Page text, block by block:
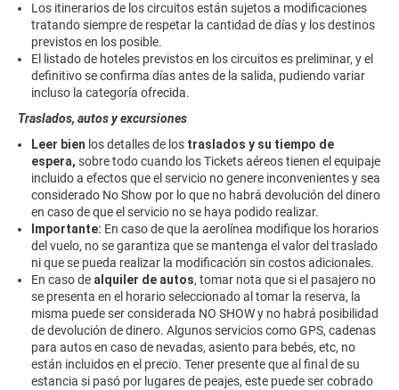
Los itinerarios de los circuitos están sujetos a modificaciones
tratando siempre de respetar la cantidad de días y los destinos
previstos en los posible.
El listado de hoteles previstos en los circuitos es preliminar, y el
definitivo se confirma días antes de la salida, pudiendo variar
incluso la categoría ofrecida.
Traslados, autos y excursiones
Leer bien los detalles de los traslados y su tiempo de
espera, sobre todo cuando los Tickets aéreos tienen el equipaje
incluido a efectos que el servicio no genere inconvenientes y sea
considerado No Show por lo que no habrá devolución del dinero
en caso de que el servicio no se haya podido realizar.
Importante: En caso de que la aerolínea modifique los horarios
del vuelo, no se garantiza que se mantenga el valor del traslado
ni que se pueda realizar la modificación sin costos adicionales.
En caso de alquiler de autos, tomar nota que si el pasajero no
se presenta en el horario seleccionado al tomar la reserva, la
misma puede ser considerada NO SHOW y no habrá posibilidad
de devolución de dinero. Algunos servicios como GPS, cadenas
para autos en caso de nevadas, asiento para bebés, etc, no
están incluidos en el precio. Tener presente que al final de su
estancia si pasó por lugares de peajes, este puede ser cobrado